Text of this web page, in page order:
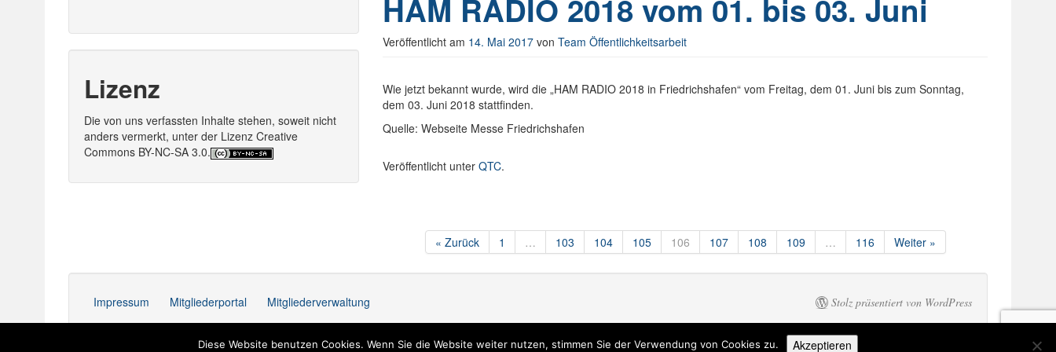
HAM RADIO 2018 vom 01. bis 03. Juni
Veröffentlicht am 14. Mai 2017 von Team Öffentlichkeitsarbeit
Wie jetzt bekannt wurde, wird die „HAM RADIO 2018 in Friedrichshafen“ vom Freitag, dem 01. Juni bis zum Sonntag,
dem 03. Juni 2018 stattfinden.
Quelle: Webseite Messe Friedrichshafen
Veröffentlicht unter QTC.
« Zurück 1 … 103 104 105 106 107 108 109 … 116 Weiter »
Lizenz
Die von uns verfassten Inhalte stehen, soweit nicht
anders vermerkt, unter der Lizenz Creative
Commons BY-NC-SA 3.0.
Impressum Mitgliederportal Mitgliederverwaltung Stolz präsentiert von WordPress
Diese Website benutzen Cookies. Wenn Sie die Website weiter nutzen, stimmen Sie der Verwendung von Cookies zu. Akzeptieren